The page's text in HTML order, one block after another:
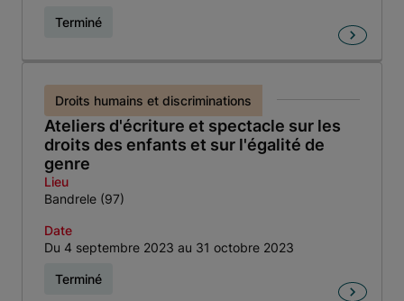
Terminé
Ateliers d'écriture et spectacle sur les
droits des enfants et sur l'égalité de
genre
Droits humains et discriminations
Lieu
Bandrele (97)
Date
Du 4 septembre 2023 au 31 octobre 2023
Terminé